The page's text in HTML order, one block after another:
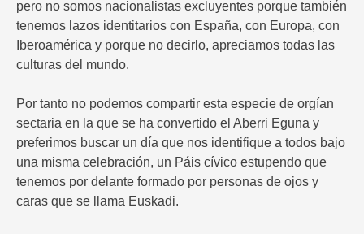
pero no somos nacionalistas excluyentes porque también
tenemos lazos identitarios con España, con Europa, con
Iberoamérica y porque no decirlo, apreciamos todas las
culturas del mundo.
Por tanto no podemos compartir esta especie de orgían
sectaria en la que se ha convertido el Aberri Eguna y
preferimos buscar un día que nos identifique a todos bajo
una misma celebración, un Páis cívico estupendo que
tenemos por delante formado por personas de ojos y
caras que se llama Euskadi.